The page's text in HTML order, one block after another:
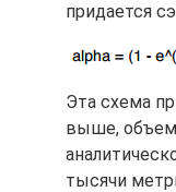
придается
Эта схема
выше, объем
тысячи